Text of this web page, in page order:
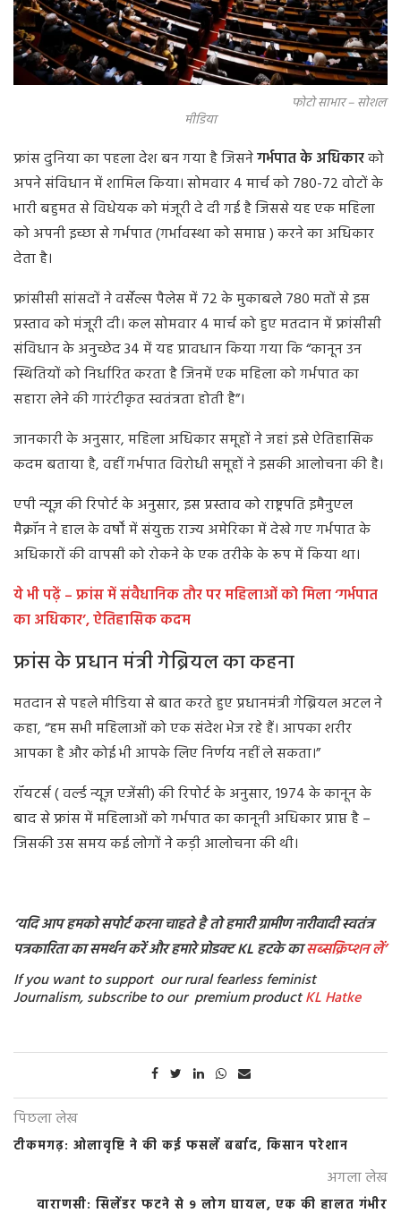
फोटो साभार – सोशल
मीडिया
फ्रांस दुनिया का पहला देश बन गया है जिसनेगर्भपात के अधिकारको
अपने संविधान में शामिल किया। सोमवार 4 मार्च को 780-72 वोटों के
भारी बहुमत से विधेयक को मंजूरी दे दी गई है जिससे यह एक महिला
को अपनी इच्छा से गर्भपात (गर्भावस्था को समाप्त ) करने का अधिकार
देता है।
फ्रांसीसी सांसदों ने वर्सेल्स पैलेस में 72 के मुकाबले 780 मतों से इस
प्रस्ताव को मंजूरी दी। कल सोमवार 4 मार्च को हुए मतदान में फ्रांसीसी
संविधान के अनुच्छेद 34 में यह प्रावधान किया गया कि “कानून उन
स्थितियों को निर्धारित करता है जिनमें एक महिला को गर्भपात का
सहारा लेने की गारंटीकृत स्वतंत्रता होती है”।
जानकारी के अनुसार, महिला अधिकार समूहों ने जहां इसे ऐतिहासिक
कदम बताया है, वहीं गर्भपात विरोधी समूहों ने इसकी आलोचना की है।
एपी न्यूज़ की रिपोर्ट के अनुसार, इस प्रस्ताव को राष्ट्रपति इमैनुएल
मैक्रॉन ने हाल के वर्षों में संयुक्त राज्य अमेरिका में देखे गए गर्भपात के
अधिकारों की वापसी को रोकने के एक तरीके के रूप में किया था।
ये भी पढ़ें – फ्रांस में संवैधानिक तौर पर महिलाओं को मिला ‘गर्भपात
का अधिकार’, ऐतिहासिक कदम
फ्रांस के प्रधान मंत्री गेब्रियल का कहना
मतदान से पहले मीडिया से बात करते हुए प्रधानमंत्री गेब्रियल अटल ने
कहा, “हम सभी महिलाओं को एक संदेश भेज रहे हैं। आपका शरीर
आपका है और कोई भी आपके लिए निर्णय नहीं ले सकता।”
रॉयटर्स ( वर्ल्ड न्यूज़ एजेंसी) की रिपोर्ट के अनुसार, 1974 के कानून के
बाद से फ्रांस में महिलाओं को गर्भपात का कानूनी अधिकार प्राप्त है –
जिसकी उस समय कई लोगों ने कड़ी आलोचना की थी।
‘यदि आप हमको सपोर्ट करना चाहते है तो हमारी ग्रामीण नारीवादी स्वतंत्र
पत्रकारिता का समर्थन करें और हमारे प्रोडक्ट KL हटके कासब्सक्रिप्शनलें’
If you want to support our rural fearless feminist
Journalism, subscribe to our premium productKL Hatke
पिछला लेख
टीकमगढ़: ओलावृष्टि ने की कई फसलें बर्बाद, किसान परेशान
अगला लेख
वाराणसी: सिलेंडर फटने से 9 लोग घायल, एक की हालत गंभीर